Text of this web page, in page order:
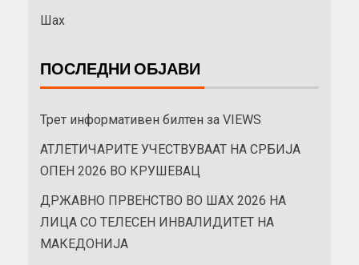
Шах
ПОСЛЕДНИ ОБЈАВИ
Трет информативен билтен за VIEWS
АТЛЕТИЧАРИТЕ УЧЕСТВУВААТ НА СРБИЈА
ОПЕН 2026 ВО КРУШЕВАЦ
ДРЖАВНО ПРВЕНСТВО ВО ШАХ 2026 НА
ЛИЦА СО ТЕЛЕСЕН ИНВАЛИДИТЕТ НА
МАКЕДОНИЈА